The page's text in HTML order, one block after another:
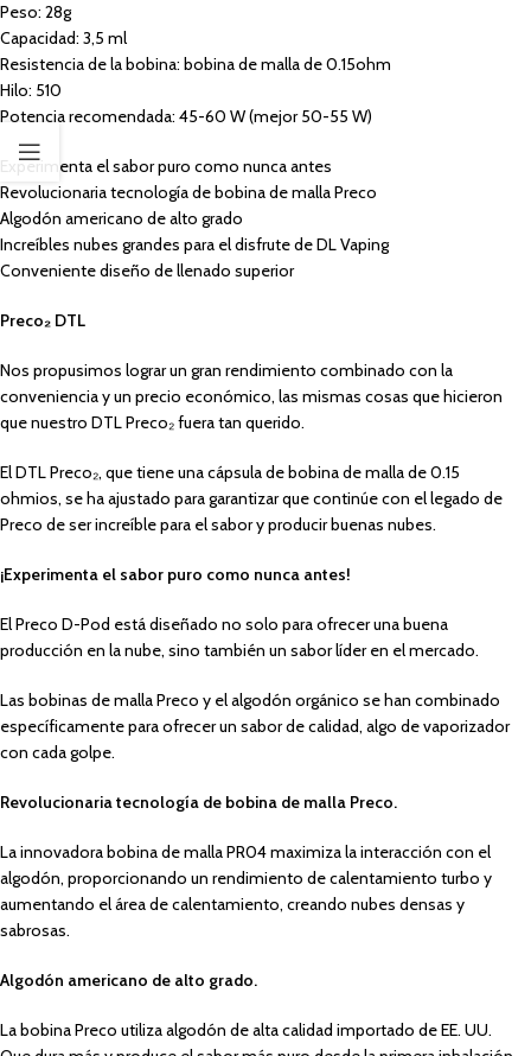
Peso: 28g
Capacidad: 3,5 ml
Resistencia de la bobina: bobina de malla de 0.15ohm
Hilo: 510
Potencia recomendada: 45-60 W (mejor 50-55 W)
Experimenta el sabor puro como nunca antes
Revolucionaria tecnología de bobina de malla Preco
Algodón americano de alto grado
Increíbles nubes grandes para el disfrute de DL Vaping
Conveniente diseño de llenado superior
Preco₂ DTL
Nos propusimos lograr un gran rendimiento combinado con la
conveniencia y un precio económico, las mismas cosas que hicieron
que nuestro DTL Preco₂ fuera tan querido.
El DTL Preco₂, que tiene una cápsula de bobina de malla de 0.15
ohmios, se ha ajustado para garantizar que continúe con el legado de
Preco de ser increíble para el sabor y producir buenas nubes.
¡Experimenta el sabor puro como nunca antes!
El Preco D-Pod está diseñado no solo para ofrecer una buena
producción en la nube, sino también un sabor líder en el mercado.
Las bobinas de malla Preco y el algodón orgánico se han combinado
específicamente para ofrecer un sabor de calidad, algo de vaporizador
con cada golpe.
Revolucionaria tecnología de bobina de malla Preco.
La innovadora bobina de malla PR04 maximiza la interacción con el
algodón, proporcionando un rendimiento de calentamiento turbo y
aumentando el área de calentamiento, creando nubes densas y
sabrosas.
Algodón americano de alto grado.
La bobina Preco utiliza algodón de alta calidad importado de EE. UU.